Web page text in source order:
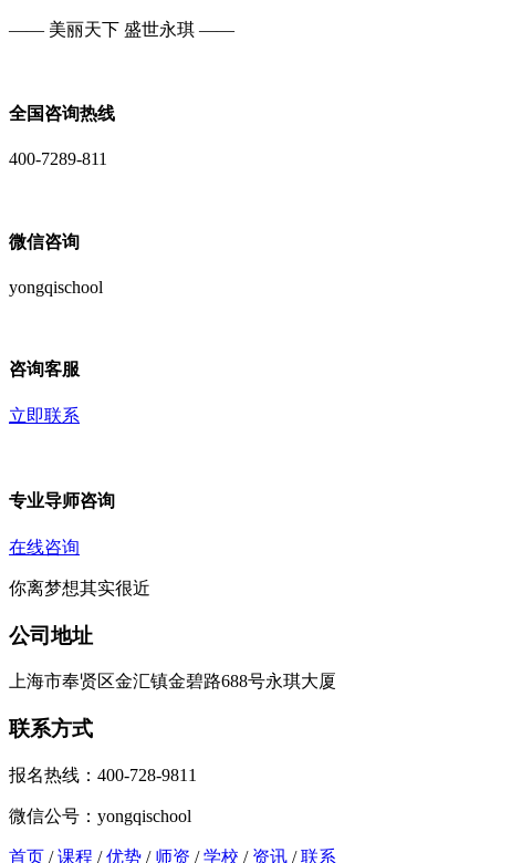
—— 美丽天下 盛世永琪 ——
全国咨询热线
400-7289-811
微信咨询
yongqischool
咨询客服
立即联系
专业导师咨询
在线咨询
你离梦想其实很近
公司地址
上海市奉贤区金汇镇金碧路688号永琪大厦
联系方式
报名热线：400-728-9811
微信公号：yongqischool
首页 /课程 /优势 / 师资 /学校 / 资讯 /联系